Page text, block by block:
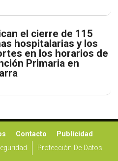
el cierre de 115
hospitalarias y los
en los horarios de
Primaria en
Contacto
Publicidad
Protección De Datos